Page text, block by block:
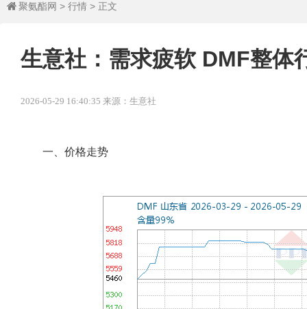
 聚氨酯网 > 行情 > 正文
生意社：需求疲软 DMF整体
2026-05-29 16:40:35 来源：生意社
一、价格走势